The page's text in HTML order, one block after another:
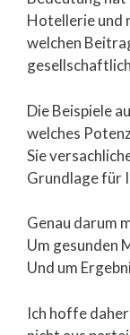
Hotellerie und
welchen
Die Beispiele
welches
Sie
Grundlage für
Genau darum
Um gesunden
Und um
Ich hoffe